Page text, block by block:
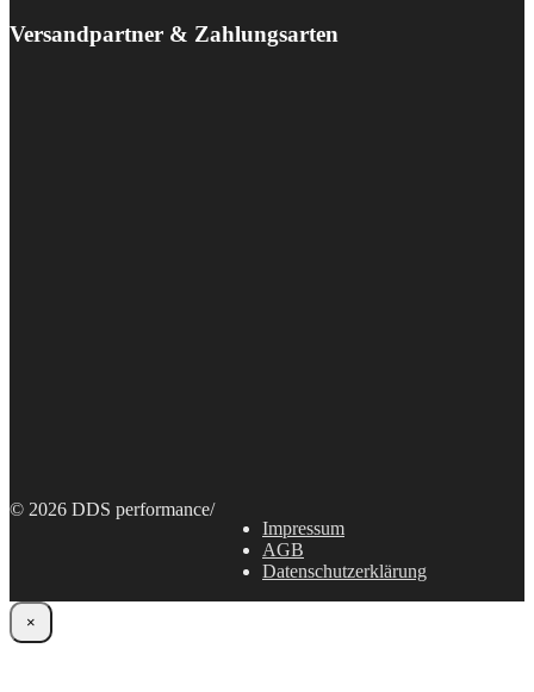
Versandpartner & Zahlungsarten
© 2026 DDS performance/
Impressum
AGB
Datenschutzerklärung
×